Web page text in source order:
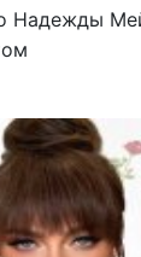
Надежды